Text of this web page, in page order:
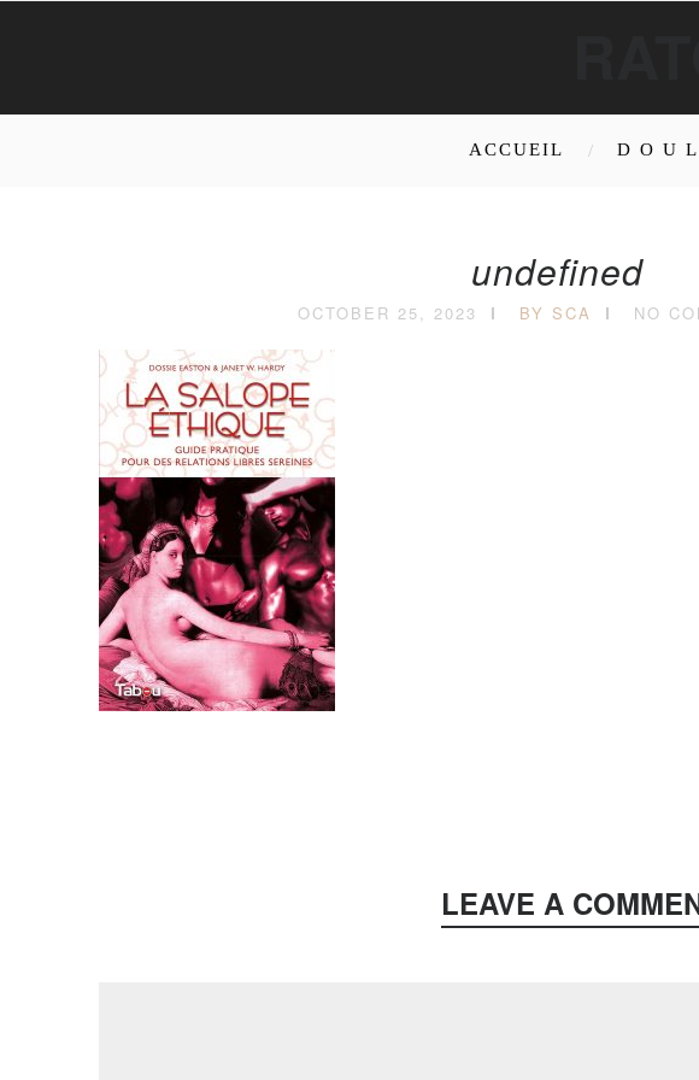
ACCUEIL D O U L
undefined
OCTOBER 25, 2023 BY SCA NO
LEAVE A